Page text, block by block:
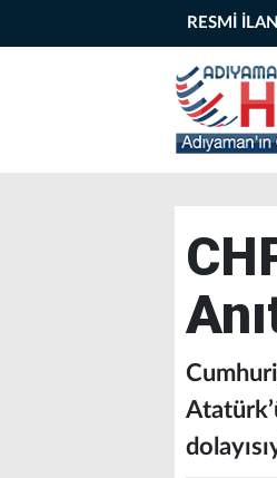
RESMİ İLAN